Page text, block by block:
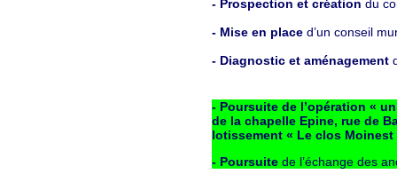
- Prospection et création du
- Mise en place d’un conseil
- Diagnostic et aménagement
- Poursuite de l’opération «
de la chapelle Epine, rue de
lotissement « Le clos Moinest
- Poursuite de l’échange des